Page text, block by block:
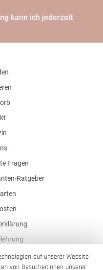
kann ich jederzeit
Fragen
Ratgeber
auf unserer Website
von Besucher:innen unserer